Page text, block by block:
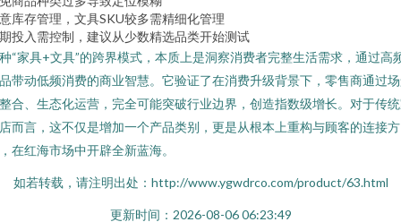
库存管理，文具SKU较多需精细化管理
投入需控制，建议从少数精选品类开始测试
“家具+文具”的跨界模式，本质上是洞察消费者完整生活需求，通过高
带动低频消费的商业智慧。它验证了在消费升级背景下，零售商通过
合、生态化运营，完全可能突破行业边界，创造指数级增长。对于传
而言，这不仅是增加一个产品类别，更是从根本上重构与顾客的连接方
在红海市场中开辟全新蓝海。
如若转载，请注明出处：http://www.ygwdrco.com/product/63.html
更新时间：2026-08-06 06:23:49